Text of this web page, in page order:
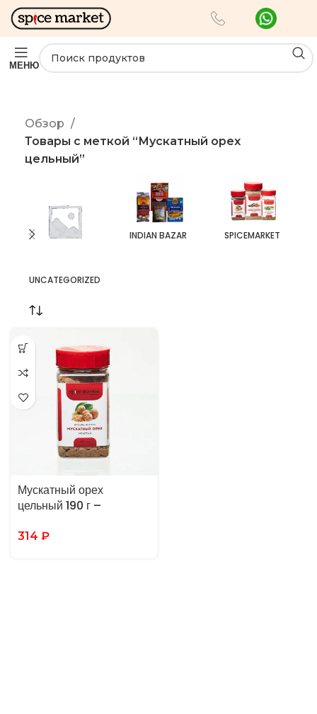
МЕНЮ
Обзор
Товары с меткой “Мускатный орех
цельный”
UNCATEGORIZED
INDIAN BAZAR SPICEMARKET
Мускатный орех
цельный 190 г –
314 ₽